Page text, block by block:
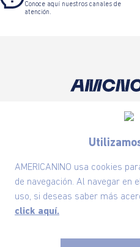
AMERICANINO usa cookies
de navegación. Al navegar en
uso, si deseas saber más
click aquí.
Conoce aquí nuestros canales de
atención.
las ofertas
Nuestra Marca